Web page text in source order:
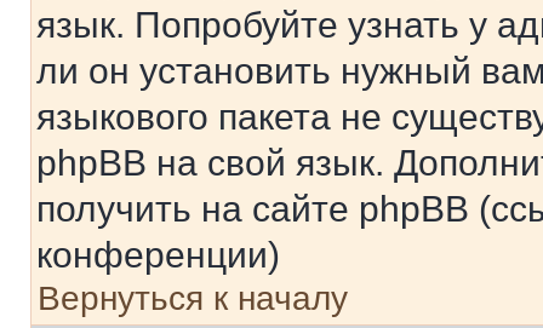
язык. Попробуйте узнать у
ли он установить нужный
языкового пакета не
phpBB на свой язык.
получить на сайте phpBB
конференции)
Вернуться к началу